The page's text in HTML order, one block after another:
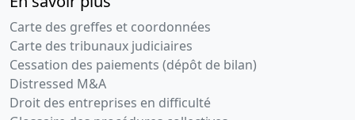
Carte des greffes et coordonnées
Carte des tribunaux judiciaires
Cessation des paiements (dépôt de bilan)
Distressed M&A
Droit des entreprises en difficulté